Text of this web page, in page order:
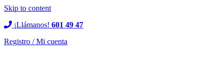
Skip to content
¡Llámanos! 601 49 47
Registro / Mi cuenta